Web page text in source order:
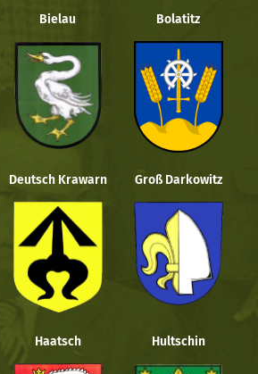
Bielau Bolatitz
Deutsch Krawarn Groß Darkowitz
Haatsch Hultschin